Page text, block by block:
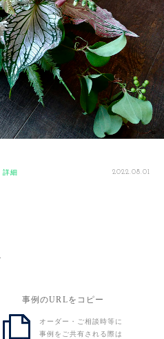
詳細 2022.08.01
事例のURLをコピー
オーダー・ご相談時等に
事例をご共有される際は